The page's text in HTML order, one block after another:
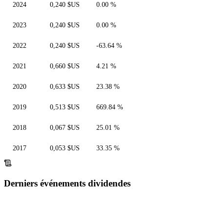
2024 0,240 $US 0.00 %
2023 0,240 $US 0.00 %
2022 0,240 $US -63.64 %
2021 0,660 $US 4.21 %
2020 0,633 $US 23.38 %
2019 0,513 $US 669.84 %
2018 0,067 $US 25.01 %
2017 0,053 $US 33.35 %
Derniers événements dividendes